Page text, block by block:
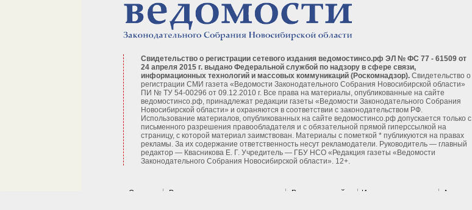
Свидетельство о регистрации сетевого издания ведомостинсо.рф ЭЛ № ФС 77 - 61509 от
24 апреля 2015 г. выдано Федеральной службой по надзору в сфере связи,
информационных технологий и массовых коммуникаций (Роскомнадзор). Свидетельство о
регистрации СМИ газета «Ведомости Законодательного Собрания Новосибирской области»
ПИ № ТУ 54-00296 от 09.12.2010 г. Все права на материалы, опубликованные на сайте
ведомостинсо.рф, принадлежат редакции газеты «Ведомости Законодательного Собрания
Новосибирской области» и охраняются в соответствии с законодательством РФ.
Использование материалов, опубликованных на сайте ведомостинсо.рф допускается только с
письменного разрешения правообладателя и с обязательной прямой гиперссылкой на
страницу, с которой материал заимствован. Материалы с пометкой * публикуются на правах
рекламы. За их содержание ответственность несут рекламодатели. Руководитель — главный
редактор — Квасникова Е. Г. Учредитель — ГБУ НСО «Редакция газеты «Ведомости
Законодательного Собрания Новосибирской области». 12+.
О газете Рекламодателям и подписчикам Реклама на сайте Издательские услуги Авторы